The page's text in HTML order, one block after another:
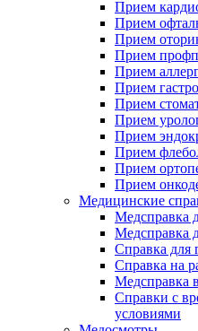
Прием
Прием
Прием
Прием
Прием
Прием
Прием
Прием
Прием
Прием
Прием
Прием
Медицинские
Медсправка
Медсправка
Справка для
Справка на
Медсправка
Справки с
условиями